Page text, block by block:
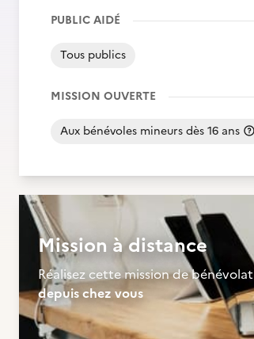
PUBLIC AIDÉ
Tous publics
MISSION OUVERTE
Aux bénévoles mineurs dès 16 ans
Mission à distance
Réalisez cette mission de bénévolat
depuis chez vous